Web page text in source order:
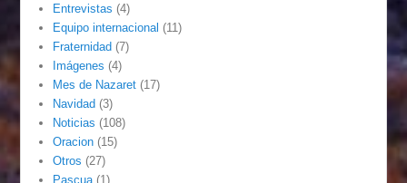
Entrevistas (4)
Equipo internacional (11)
Fraternidad (7)
Imágenes (4)
Mes de Nazaret (17)
Navidad (3)
Noticias (108)
Oracion (15)
Otros (27)
Pascua (1)